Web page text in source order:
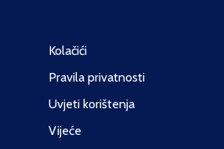
Kolačići
Pravila privatnosti
Uvjeti korištenja
Vijeće